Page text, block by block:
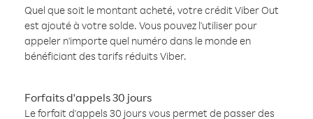
Quel que soit le montant acheté, votre crédit Viber Out
est ajouté à votre solde. Vous pouvez l'utiliser pour
appeler n'importe quel numéro dans le monde en
bénéficiant des tarifs réduits Viber.
Forfaits d'appels 30 jours
Le forfait d'appels 30 jours vous permet de passer des